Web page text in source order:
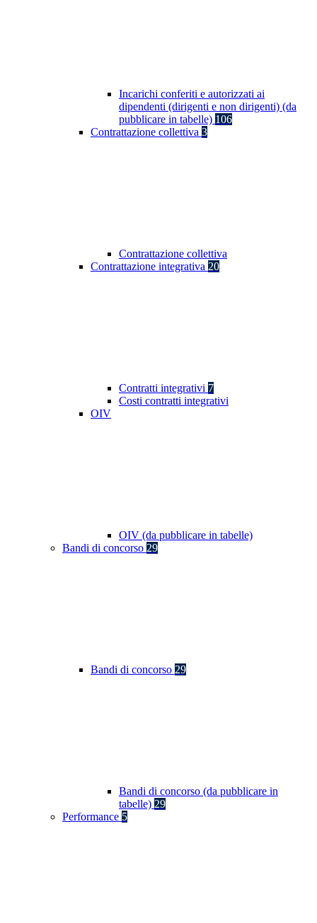
Incarichi conferiti e autorizzati ai
dipendenti (dirigenti e non dirigenti) (da
pubblicare in tabelle) 106
Contrattazione collettiva 3
Contrattazione collettiva
Contrattazione integrativa 20
Contratti integrativi 7
Costi contratti integrativi
OIV
OIV (da pubblicare in tabelle)
Bandi di concorso 29
Bandi di concorso 29
Bandi di concorso (da pubblicare in
tabelle) 29
Performance 5